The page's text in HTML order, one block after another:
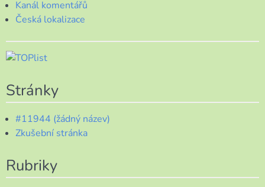
Kanál komentářů
Česká lokalizace
Stránky
#11944 (žádný název)
Zkušební stránka
Rubriky